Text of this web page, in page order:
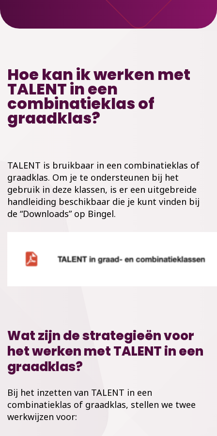
Hoe kan ik werken met
TALENT in een
combinatieklas of
graadklas?
TALENT is bruikbaar in een combinatieklas of
graadklas. Om je te ondersteunen bij het
gebruik in deze klassen, is er een uitgebreide
handleiding beschikbaar die je kunt vinden bij
de “Downloads” op Bingel.
Wat zijn de strategieën voor
het werken met TALENT in een
graadklas?
Bij het inzetten van TALENT in een
combinatieklas of graadklas, stellen we twee
werkwijzen voor: